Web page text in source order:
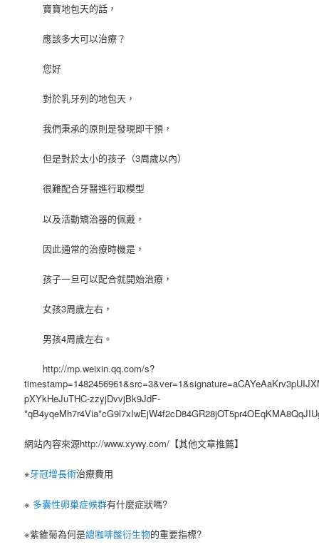
寶寶地包天的話，
應該多大可以治療？
您好
對於乳牙列的地包天，
我們秉承的原則是發現即干預，
但是對於太小的孩子（3周歲以內）
很難配合牙醫進行取模型
以及活動矯治器的佩戴，
因此通常的治療時機是，
孩子一旦可以配合就開始治療，
女孩3周歲左右，
男孩4周歲左右。
http://mp.weixin.qq.com/s?
pXYkHeJuTHC-zzyjDvvjBk9JdF-
網站內容來源http://www.xywy.com/【其他文章推薦】
※牙冠增長術治療費用
※ 多囊性卵巢症候群有什麼症狀嗎?
※紫錐菊為何是總咖啡酸衍生物的重要指標?